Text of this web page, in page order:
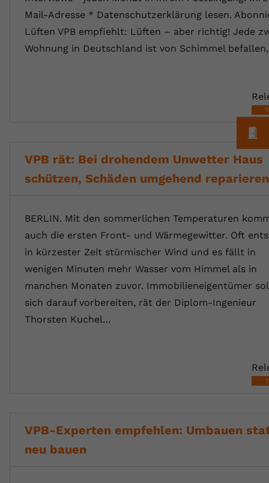
Mail-Adresse * Datenschutzerklärung lesen.
Lüften VPB empfiehlt: Lüften – aber richtig! Jede
Wohnung in Deutschland ist von Schimmel
VPB rät: Bei drohendem Unwetter Haus
schützen, Schäden umgehend reparieren
BERLIN. Mit den sommerlichen Temperaturen
auch die ersten Front- und Wärmegewitter. Oft
in kürzester Zeit stürmischer Wind und es fällt in
wenigen Minuten mehr Wasser vom Himmel als in
manchen Monaten zuvor. Immobilieneigentümer
sich darauf vorbereiten, rät der Diplom-Ingenieur
Thorsten Kuchel…
VPB-Experten empfehlen: Umbauen
neu bauen